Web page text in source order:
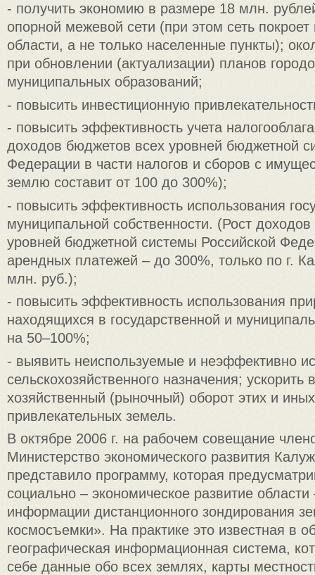
- получить экономию в размере 18 млн.
опорной межевой сети (при этом сеть
области, а не только населенные пункты);
при обновлении (актуализации) планов
муниципальных образований;
- повысить инвестиционную
- повысить эффективность учета
доходов бюджетов всех уровней бюджетной
Федерации в части налогов и сборов с
землю составит от 100 до 300%);
- повысить эффективность использования
муниципальной собственности. (Рост
уровней бюджетной системы Российской
арендных платежей – до 300%, только по г.
млн. руб.);
- повысить эффективность использования
находящихся в государственной и
на 50–100%;
- выявить неиспользуемые и неэффективно
сельскохозяйственного назначения; ускорить
хозяйственный (рыночный) оборот этих и
привлекательных земель.
В октябре 2006 г. на рабочем совещание
Министерство экономического развития
представило программу, которая
социально – экономическое развитие
информации дистанционного зондирования
космосъемки». На практике это известная в
географическая информационная система,
себе данные обо всех землях, карты